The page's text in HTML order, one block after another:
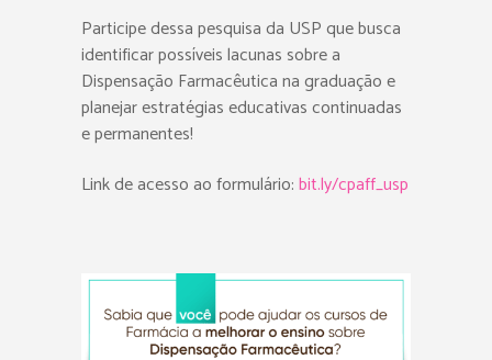
Participe dessa pesquisa da USP que busca
identificar possíveis lacunas sobre a
Dispensação Farmacêutica na graduação e
planejar estratégias educativas continuadas
e permanentes!
Link de acesso ao formulário:bit.ly/cpaff_usp